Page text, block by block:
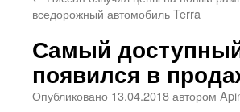
вседорожный автомобиль Terra‍
Самый
появился в
Опубликовано 13.04.2018автором